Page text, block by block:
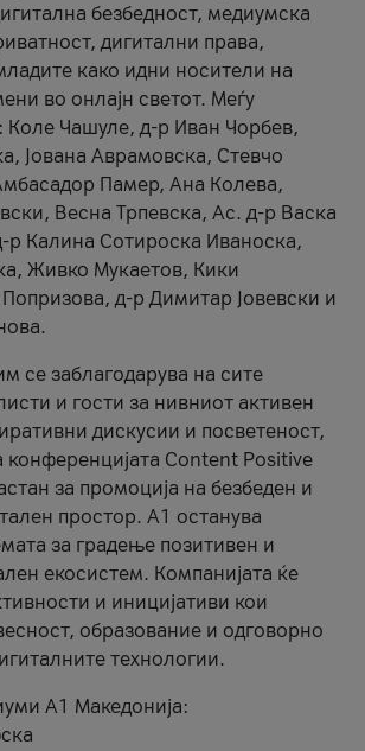
безбедност, медиумска
дигитални права,
како идни носители на
во онлајн светот. Меѓу
Коле Чашуле, д-р Иван Чорбев,
Јована Аврамовска, Стевчо
Памер, Ана Колева,
Весна Трпевска, Ас. д-р Васка
Калина Сотироска Иваноска,
Живко Мукаетов, Кики
д-р Димитар Јовевски и
се заблагодарува на сите
и гости за нивниот активен
дискусии и посветеност,
конференцијата Content Positive
за промоција на безбеден и
простор. А1 останува
за градење позитивен и
екосистем. Компанијата ќе
и иницијативи кои
образование и одговорно
технологии.
А1 Македонија: